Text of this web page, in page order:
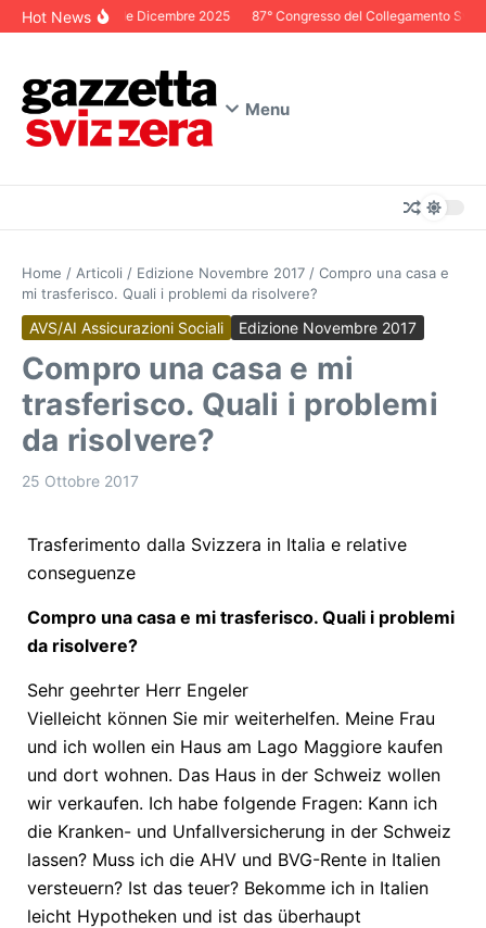
Salta al contenuto
Hot NewsEditoriale Dicembre 2025 87° Congresso del Collegamento
Menu
Home / Articoli / Edizione Novembre 2017 / Compro una casa e
mi trasferisco. Quali i problemi da risolvere?
AVS/AI Assicurazioni Sociali Edizione Novembre 2017
Compro una casa e mi
trasferisco. Quali i problemi
da risolvere?
25 Ottobre 2017
Trasferimento dalla Svizzera in Italia e relative
conseguenze
Compro una casa e mi trasferisco. Quali i problemi
da risolvere?
Sehr geehrter Herr Engeler
Vielleicht können Sie mir weiterhelfen. Meine Frau
und ich wollen ein Haus am Lago Maggiore kaufen
und dort wohnen. Das Haus in der Schweiz wollen
wir verkaufen. Ich habe folgende Fragen: Kann ich
die Kranken- und Unfallversicherung in der Schweiz
lassen? Muss ich die AHV und BVG-Rente in Italien
versteuern? Ist das teuer? Bekomme ich in Italien
leicht Hypotheken und ist das überhaupt